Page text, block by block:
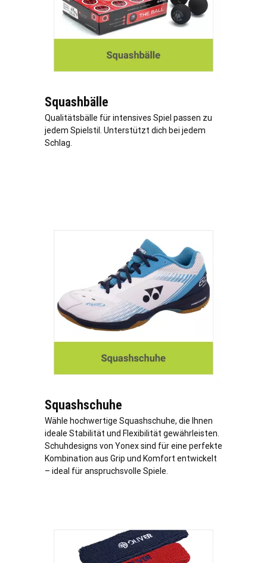
Squashbälle
Qualitätsbälle für intensives Spiel passen zu
jedem Spielstil. Unterstützt dich bei jedem
Schlag.
Squashschuhe
Wähle hochwertige Squashschuhe, die Ihnen
ideale Stabilität und Flexibilität gewährleisten.
Schuhdesigns von Yonex sind für eine perfekte
Kombination aus Grip und Komfort entwickelt
– ideal für anspruchsvolle Spiele.